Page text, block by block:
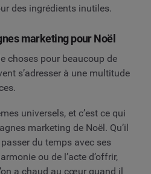
des ingrédients inutiles.
marketing pour Noël
choses pour beaucoup de
s’adresser à une multitude
universels, et c’est ce qui
marketing de Noël. Qu’il
du temps avec ses
ou de l’acte d’offrir,
a chaud au cœur quand il